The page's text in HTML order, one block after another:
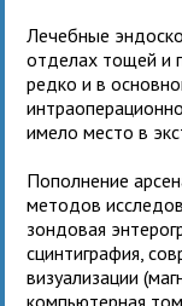
Лечебные
отделах тощей и
редко и в
имело место в
Пополнение
методов
зондовая
сцинтиграфия,
визуализации
компьютерная